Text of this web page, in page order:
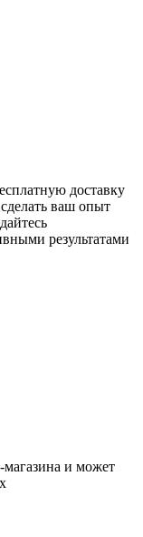
доставку
ваш опыт
результатами
магазина и может